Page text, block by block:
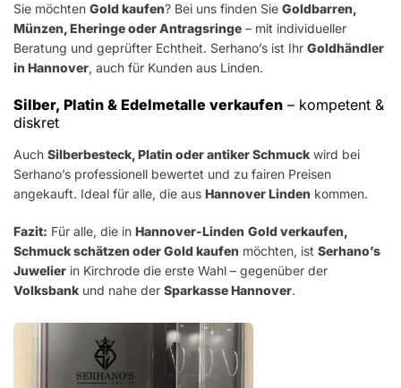
Sie möchten Gold kaufen? Bei uns finden Sie Goldbarren,
Münzen, Eheringe oder Antragsringe – mit individueller
Beratung und geprüfter Echtheit. Serhano’s ist Ihr Goldhändler
in Hannover, auch für Kunden aus Linden.
Silber, Platin & Edelmetalle verkaufen – kompetent &
diskret
Auch Silberbesteck, Platin oder antiker Schmuck wird bei
Serhano’s professionell bewertet und zu fairen Preisen
angekauft. Ideal für alle, die aus Hannover Linden kommen.
Fazit: Für alle, die in Hannover-Linden Gold verkaufen,
Schmuck schätzen oder Gold kaufen möchten, ist Serhano’s
Juwelier in Kirchrode die erste Wahl – gegenüber der
Volksbank und nahe der Sparkasse Hannover.